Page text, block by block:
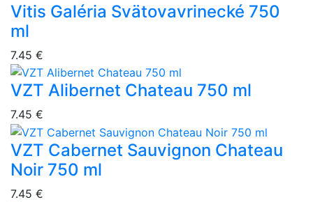
Vitis Galéria Svätovavrinecké 750
ml
7.45 €
VZT Alibernet Chateau 750 ml
7.45 €
VZT Cabernet Sauvignon Chateau
Noir 750 ml
7.45 €